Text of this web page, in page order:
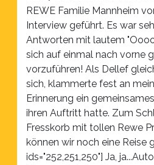
REWE Familie Mannheim
Interview geführt. Es war
Antworten mit lautem
sich auf einmal nach vorne
vorzuführen! Als Dellef
sich, klammerte fest an
Erinnerung ein
ihren Auftritt hatte. Zum
Fresskorb mit tollen Rewe
können wir noch eine
ids="252,251,250"] Ja,